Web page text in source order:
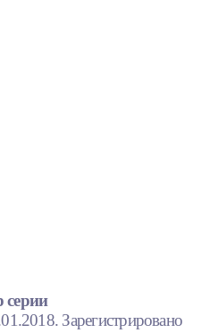
серии
Зарегистрировано